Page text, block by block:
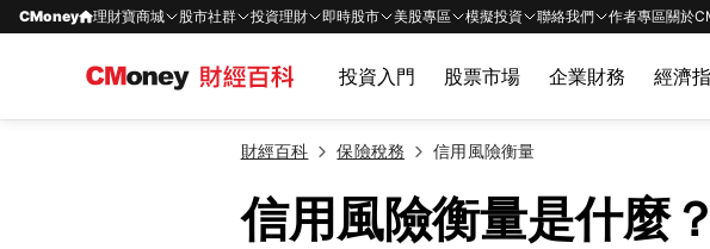
CMoney 理財寶商城 股市社群 投資理財 即時股市 美股專區 模擬投資 聯絡我們 作者專區關於
投資入門 股票市場 企業財務 經濟
財經百科 保險稅務 信用風險衡量
信用風險衡量是什麼